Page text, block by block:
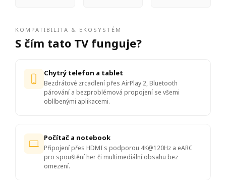
KOMPATIBILITA & EKOSYSTÉM
S čím tato TV funguje?
Chytrý telefon a tablet
Bezdrátové zrcadlení přes AirPlay 2, Bluetooth
párování a bezproblémová propojení se všemi
oblíbenými aplikacemi.
Počítač a notebook
Připojení přes HDMI s podporou 4K@120Hz a eARC
pro spouštění her či multimediální obsahu bez
omezení.